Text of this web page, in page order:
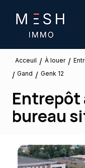
Acceuil / À louer /
/ Gand / Genk 12
Entrepôt
bureau